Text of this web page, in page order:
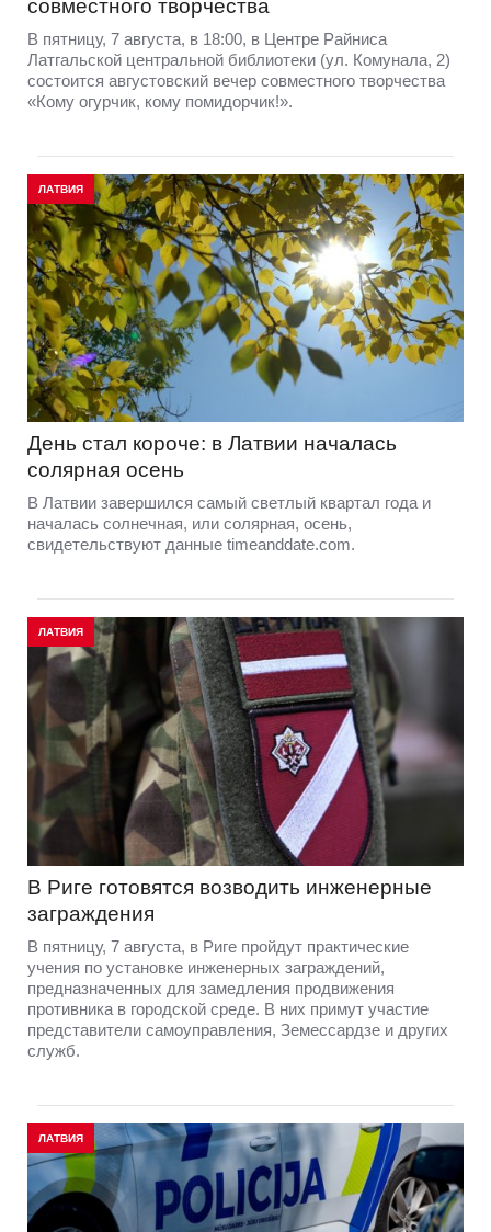
совместного творчества
В пятницу, 7 августа, в 18:00, в Центре Райниса
Латгальской центральной библиотеки (ул. Комунала, 2)
состоится августовский вечер совместного творчества
«Кому огурчик, кому помидорчик!».
ЛАТВИЯ
День стал короче: в Латвии началась
солярная осень
В Латвии завершился самый светлый квартал года и
началась солнечная, или солярная, осень,
свидетельствуют данные timeanddate.com.
ЛАТВИЯ
В Риге готовятся возводить инженерные
заграждения
В пятницу, 7 августа, в Риге пройдут практические
учения по установке инженерных заграждений,
предназначенных для замедления продвижения
противника в городской среде. В них примут участие
представители самоуправления, Земессардзе и других
служб.
ЛАТВИЯ